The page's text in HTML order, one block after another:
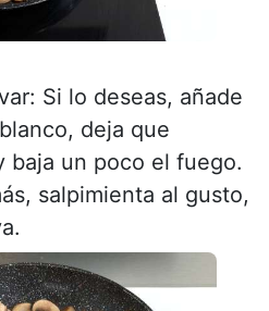
Si lo deseas, añade
deja que
baja un poco el fuego.
salpimienta al gusto,